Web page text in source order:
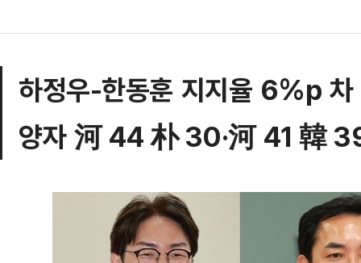
하정우-한동훈 지지율 6%p 차
양자 河 44 朴 30·河 41 韓